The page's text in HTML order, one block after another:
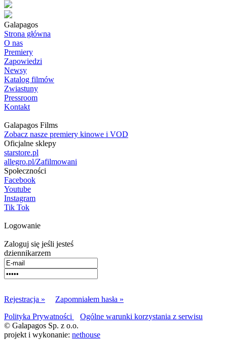
Galapagos
Strona główna
O nas
Premiery
Zapowiedzi
Newsy
Katalog filmów
Zwiastuny
Pressroom
Kontakt
Galapagos Films
Zobacz nasze premiery kinowe i VOD
Oficjalne sklepy
starstore.pl
allegro.pl/Zafilmowani
Społeczności
Facebook
Youtube
Instagram
Tik Tok
Logowanie
Zaloguj się jeśli jesteś
dziennikarzem
Rejestracja »
Zapomniałem hasła »
Polityka Prywatności
Ogólne warunki korzystania z serwisu
© Galapagos Sp. z o.o.
projekt i wykonanie: nethouse